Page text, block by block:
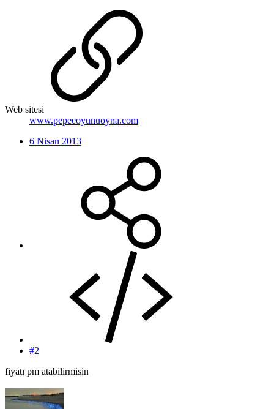
Web sitesi
www.pepeeoyunuoyna.com
6 Nisan 2013
#2
fiyatı pm atabilirmisin